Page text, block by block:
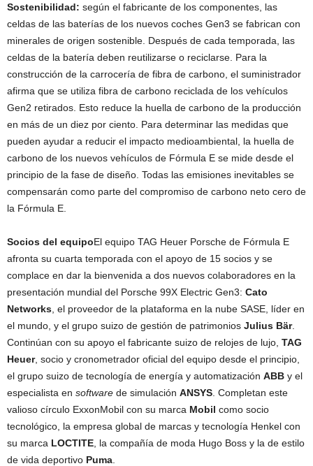
Sostenibilidad: según el fabricante de los componentes, las
celdas de las baterías de los nuevos coches Gen3 se fabrican con
minerales de origen sostenible. Después de cada temporada, las
celdas de la batería deben reutilizarse o reciclarse. Para la
construcción de la carrocería de fibra de carbono, el suministrador
afirma que se utiliza fibra de carbono reciclada de los vehículos
Gen2 retirados. Esto reduce la huella de carbono de la producción
en más de un diez por ciento. Para determinar las medidas que
pueden ayudar a reducir el impacto medioambiental, la huella de
carbono de los nuevos vehículos de Fórmula E se mide desde el
principio de la fase de diseño. Todas las emisiones inevitables se
compensarán como parte del compromiso de carbono neto cero de
la Fórmula E.
Socios del equipoEl equipo TAG Heuer Porsche de Fórmula E
afronta su cuarta temporada con el apoyo de 15 socios y se
complace en dar la bienvenida a dos nuevos colaboradores en la
presentación mundial del Porsche 99X Electric Gen3: Cato
Networks , el proveedor de la plataforma en la nube SASE, líder en
el mundo, y el grupo suizo de gestión de patrimonios Julius Bär.
Continúan con su apoyo el fabricante suizo de relojes de lujo, TAG
Heuer, socio y cronometrador oficial del equipo desde el principio,
el grupo suizo de tecnología de energía y automatización ABB y el
especialista en software de simulación ANSYS . Completan este
valioso círculo ExxonMobil con su marca Mobil como socio
tecnológico, la empresa global de marcas y tecnología Henkel con
su marca LOCTITE , la compañía de moda Hugo Boss y la de estilo
de vida deportivo Puma